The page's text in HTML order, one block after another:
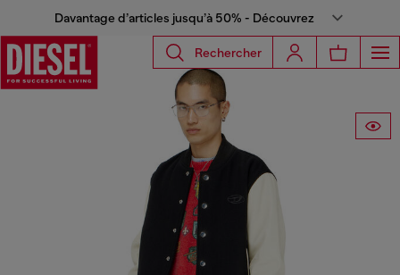
Davantage d’articles jusqu’à 50% - Découvrez
Rechercher